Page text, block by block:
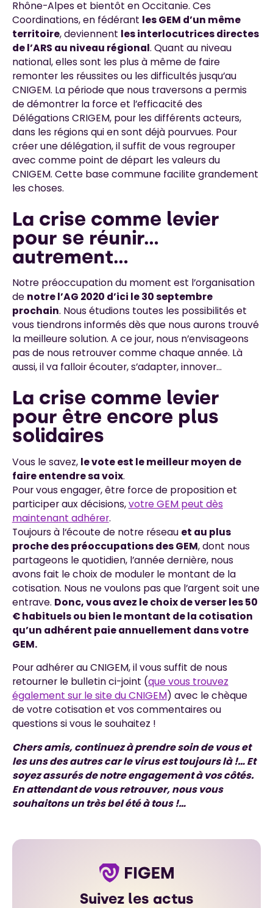
Rhône-Alpes et bientôt en Occitanie. Ces
Coordinations, en fédérant les GEM d’un même
territoire, deviennent les interlocutrices directes
de l’ARS au niveau régional. Quant au niveau
national, elles sont les plus à même de faire
remonter les réussites ou les difficultés jusqu’au
CNIGEM. La période que nous traversons a permis
de démontrer la force et l’efficacité des
Délégations CRIGEM, pour les différents acteurs,
dans les régions qui en sont déjà pourvues. Pour
créer une délégation, il suffit de vous regrouper
avec comme point de départ les valeurs du
CNIGEM. Cette base commune facilite grandement
les choses.
La crise comme levier
pour se réunir…
autrement…
Notre préoccupation du moment est l’organisation
de notre l’AG 2020 d’ici le 30 septembre
prochain. Nous étudions toutes les possibilités et
vous tiendrons informés dès que nous aurons trouvé
la meilleure solution. A ce jour, nous n’envisageons
pas de nous retrouver comme chaque année. Là
aussi, il va falloir écouter, s’adapter, innover…
La crise comme levier
pour être encore plus
solidaires
Vous le savez, le vote est le meilleur moyen de
faire entendre sa voix.
Pour vous engager, être force de proposition et
participer aux décisions,votre GEM peut dès
maintenant adhérer.
Toujours à l‘écoute de notre réseau et au plus
proche des préoccupations des GEM, dont nous
partageons le quotidien, l’année dernière, nous
avons fait le choix de moduler le montant de la
cotisation. Nous ne voulons pas que l’argent soit une
entrave. Donc, vous avez le choix de verser les 50
€ habituels ou bien le montant de la cotisation
qu’un adhérent paie annuellement dans votre
GEM.
Pour adhérer au CNIGEM, il vous suffit de nous
retourner le bulletin ci-joint (que vous trouvez
également sur le site du CNIGEM) avec le chèque
de votre cotisation et vos commentaires ou
questions si vous le souhaitez !
Chers amis, continuez à prendre soin de vous et
les uns des autres car le virus est toujours là !… Et
soyez assurés de notre engagement à vos côtés.
En attendant de vous retrouver, nous vous
souhaitons un très bel été à tous !…
Suivez les actus